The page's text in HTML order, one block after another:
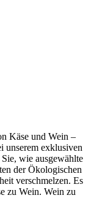
Käse und Wein –
unserem exklusiven
wie ausgewählte
der Ökologischen
verschmelzen. Es
zu Wein. Wein zu